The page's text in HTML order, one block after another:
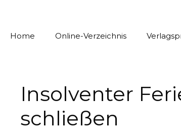
Home Online-Verzeichnis
Insolventer
schließen